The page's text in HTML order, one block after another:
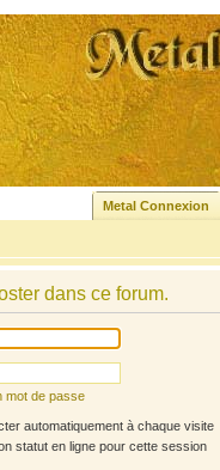
Metal Connexion
dans ce forum.
mot de passe
automatiquement à chaque visite
statut en ligne pour cette session